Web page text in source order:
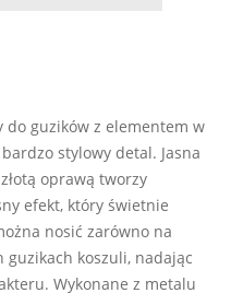
guzików z elementem w
stylowy detal. Jasna
oprawą tworzy
efekt, który świetnie
nosić zarówno na
koszuli, nadając
Wykonane z metalu